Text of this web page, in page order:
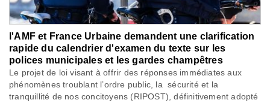
l'AMF et France Urbaine demandent une clarification
rapide du calendrier d'examen du texte sur les
polices municipales et les gardes champêtres
Le projet de loi visant à offrir des réponses immédiates aux
phénomènes troublant l’ordre public, la sécurité et la
tranquillité de nos concitoyens (RIPOST), définitivement adopté